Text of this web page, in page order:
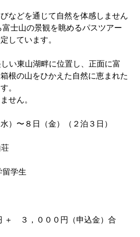
などを通じて自然を体感しません
士山の景観を眺めるパスツアー
しています。
い東山湖畔に位置し、正面に富
根の山をひかえた自然に恵まれた
。
せん。
）〜８日（金）（２泊３日）
学生
＋ ３，０００円（申込金）合